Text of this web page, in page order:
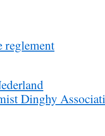
reglement
Dinghy